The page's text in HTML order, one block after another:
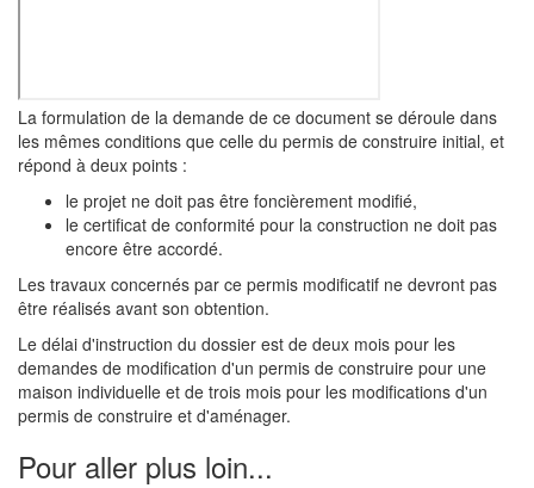
La formulation de la demande de ce document se déroule dans
les mêmes conditions que celle du permis de construire initial, et
répond à deux points :
le projet ne doit pas être foncièrement modifié,
le certificat de conformité pour la construction ne doit pas
encore être accordé.
Les travaux concernés par ce permis modificatif ne devront pas
être réalisés avant son obtention.
Le délai d'instruction du dossier est de deux mois pour les
demandes de modification d'un permis de construire pour une
maison individuelle et de trois mois pour les modifications d'un
permis de construire et d'aménager.
Pour aller plus loin...